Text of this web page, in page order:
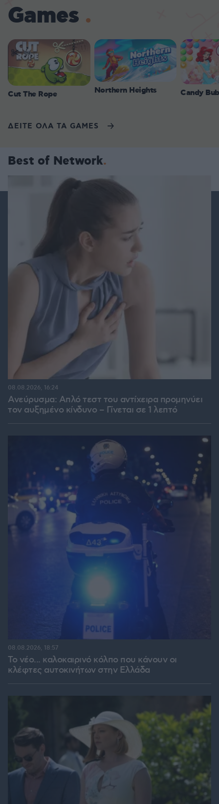
Games
Cut The Rope Northern Heights Candy
ΔΕΙΤΕ ΟΛΑ ΤΑ GAMES
Best of Network
Ανεύρυσμα: Απλό τεστ του αντίχειρα προμηνύει
τον αυξημένο κίνδυνο – Γίνεται σε 1 λεπτό
08.08.2026, 16:24
Το νέο... καλοκαιρινό κόλπο που κάνουν οι
κλέφτες αυτοκινήτων στην Ελλάδα
08.08.2026, 18:57